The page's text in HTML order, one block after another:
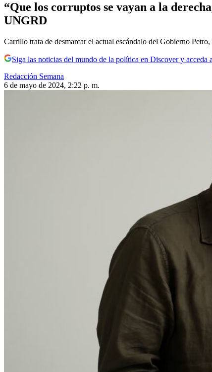
“Que los corruptos se vayan a la
UNGRD
Carrillo trata de desmarcar el actual escándalo del Gobierno
Siga las noticias del mundo de la política en Discover y acceda
Redacción Semana
6 de mayo de 2024, 2:22 p. m.